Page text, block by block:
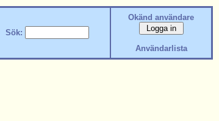
Sök:
Okänd användare
Användarlista